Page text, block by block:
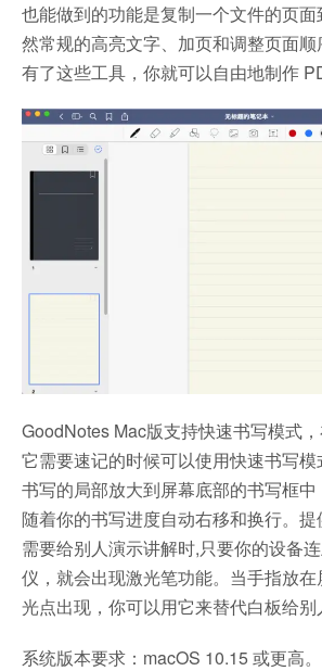
也能做到的功能是复制一个文件的页
然常规的高亮文字、加页和调整页面顺
有了这些工具，你就可以自由地制作
GoodNotes Mac版支持快速书写模式
它需要速记的时候可以使用快速书写
书写的局部放大到屏幕底部的书写框
随着你的书写进度自动右移和换行。
需要给别人演示讲解时,只要你的设备
仪，就会出现激光笔功能。当手指放
光点出现，你可以用它来替代白板给别
系统版本要求：macOS 10.15 或更高。